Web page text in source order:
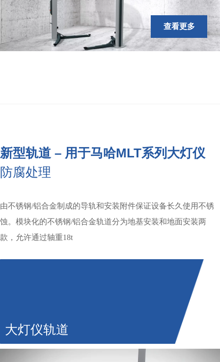
查看更多
新型轨道 – 用于马哈MLT系列大灯仪
防腐处理
由不锈钢/铝合金制成的导轨和安装附件保证设备长久使用不锈
蚀。模块化的不锈钢/铝合金轨道分为地基安装和地面安装两
款，允许通过轴重18t
大灯仪轨道